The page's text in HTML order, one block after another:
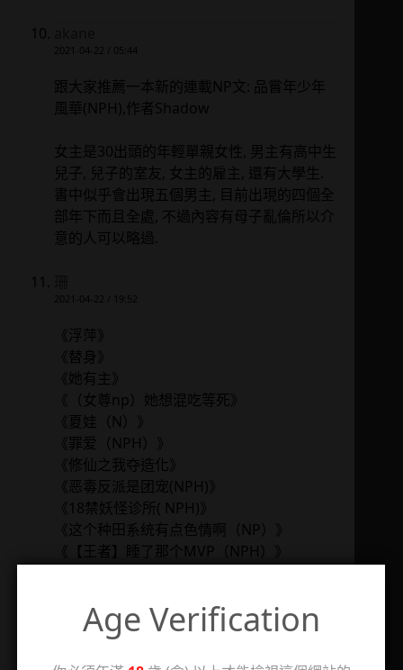
2021-04-22 / 05:44
跟大家推薦一本新的連載NP文: 品嘗年少年
風華(NPH),作者Shadow
女主是30出頭的年輕單親女性, 男主有高中生
兒子, 兒子的室友, 女主的雇主, 還有大學生.
書中似乎會出現五個男主, 目前出現的四個全
部年下而且全處, 不過內容有母子亂倫所以介
意的人可以略過.
2021-04-22 / 19:52
《浮萍》
《替身》
《她有主》
《（女尊np）她想混吃等死》
《夏娃（N）》
《罪爱（NPH）》
《修仙之我夺造化》
《恶毒反派是团宠(NPH)》
《18禁妖怪诊所( NPH)》
《这个种田系统有点色情啊（NP）》
《【王者】睡了那个MVP（NPH）》
《品嘗年少年風華(NPH)》
Age Verification